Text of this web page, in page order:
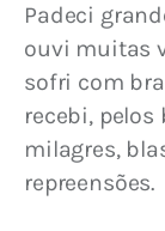
Padeci
ouvi muitas
sofri com
recebi,
milagres,
repreensões.